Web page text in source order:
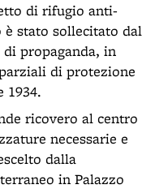
di rifugio anti-
è stato sollecitato dal
propaganda, in
di protezione
1934.
ricovero al centro
necessarie e
dalla
in Palazzo